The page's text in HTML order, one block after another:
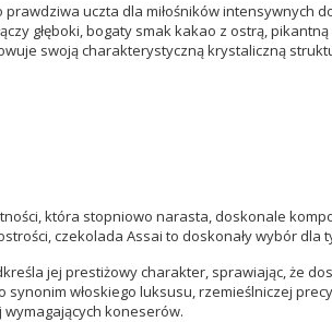
prawdziwa uczta dla miłośników
głęboki, bogaty smak kakao z ostrą,
swoją charakterystyczną krystaliczną
która stopniowo narasta, doskonale
czekolada Assai to doskonały wybór
jej prestiżowy charakter, sprawiając, że
włoskiego luksusu, rzemieślniczej
koneserów.